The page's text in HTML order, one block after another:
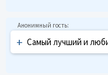
+ Самый лучший и